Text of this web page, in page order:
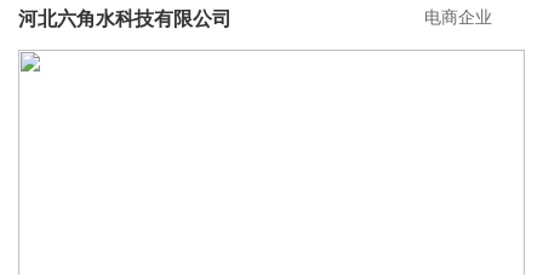
河北六角水科技有限公司 电商企业